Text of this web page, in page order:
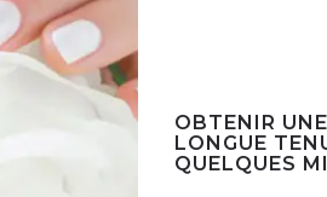
OBTENIR
LONGUE
QUELQUES